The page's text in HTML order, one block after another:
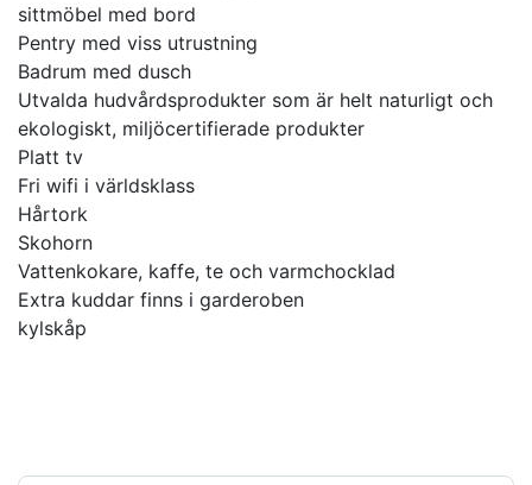
sittmöbel med bord
Pentry med viss utrustning
Badrum med dusch
Utvalda hudvårdsprodukter som är helt naturligt och
ekologiskt, miljöcertifierade produkter
Platt tv
Fri wifi i världsklass
Hårtork
Skohorn
Vattenkokare, kaffe, te och varmchocklad
Extra kuddar finns i garderoben